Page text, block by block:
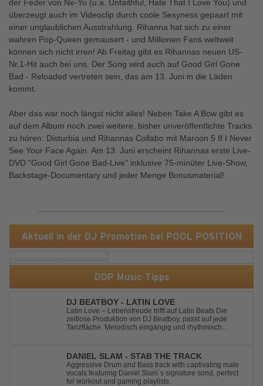
Aktuell in der DJ Promotion bei POOL POSITION
DDP Music Tipps
DJ BEATBOY - LATIN LOVE
Latin Love – Lebensfreude trifft auf Latin Beats Die
zeitlose Produktion von DJ Beatboy, passt auf jede
Tanzfläche. Melodisch eingängig und rhythmisch
Hannover, freut sich über Feedback....
DANIEL SLAM - STAB THE TRACK
Aggressive Drum and Bass track with captivating male
vocals featuring Daniel Slam´s signature sond, perfect
for workout and gaming playlists.
der Feder von Ne-Yo (u.a. Unfaithful, Hate That I Love You) und
überzeugt auch im Videoclip durch coole Sexyness gepaart mit
einer unglaublichen Ausstrahlung. Rihanna hat sich zu einer
wahren Pop-Queen gemausert - und Millionen Fans weltweit
können sich nicht irren! Ab Freitag gibt es Rihannas neuen US-
Nr.1-Hit auch bei uns. Der Song wird auch auf Good Girl Gone
Bad - Reloaded vertreten sein, das am 13. Juni in die Läden
kommt.
Aber das war noch längst nicht alles! Neben Take A Bow gibt es
auf dem Album noch zwei weitere, bisher unveröffentlichte Tracks
zu hören: Disturbia und Rihannas Collabo mit Maroon 5 If I Never
See Your Face Again. Am 13. Juni erscheint Rihannas erste Live-
DVD "Good Girl Gone Bad-Live" inklusive 75-minüter Live-Show,
Backstage-Documentary und jeder Menge Bonusmaterial!